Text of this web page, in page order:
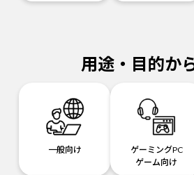
用途・目的か
一般向け
ゲーミングPC
ゲーム向け